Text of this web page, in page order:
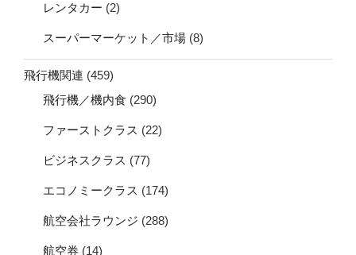
レンタカー (2)
スーパーマーケット／市場 (8)
飛行機関連 (459)
飛行機／機内食 (290)
ファーストクラス (22)
ビジネスクラス (77)
エコノミークラス (174)
航空会社ラウンジ (288)
航空券 (14)